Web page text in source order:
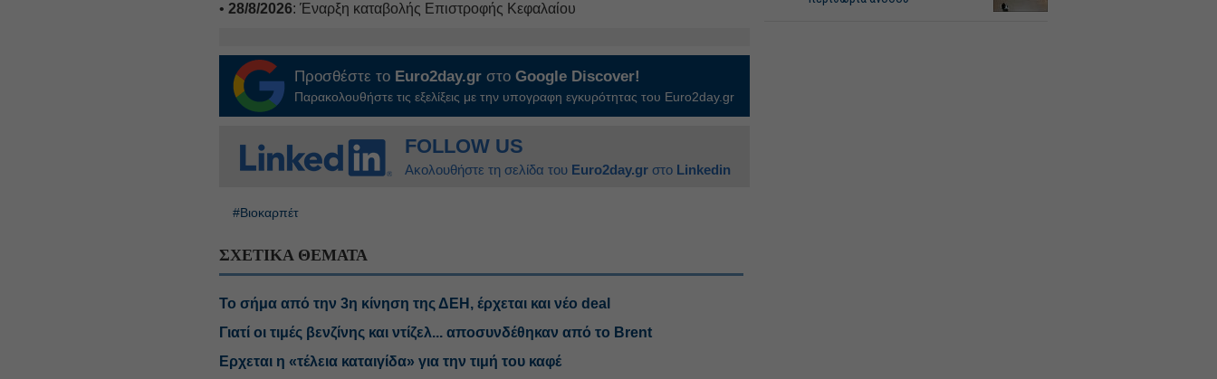
•28/8/2026: Έναρξη καταβολής Επιστροφής Κεφαλαίου
Προσθέστε το Euro2day.gr στοGoogle Discover!
Παρακολουθήστε τις εξελίξεις με την υπογραφη εγκυρότητας του Euro2day.gr
FOLLOW US
Ακολουθήστε τη σελίδα του Euro2day.gr στο Linkedin
#Βιοκαρπέτ
ΣΧΕΤΙΚΑ ΘΕΜΑΤΑ
Το σήμα από την 3η κίνηση της ΔΕΗ, έρχεται και νέο deal
Γιατί οι τιμές βενζίνης και ντίζελ... αποσυνδέθηκαν από το Brent
Ερχεται η «τέλεια καταιγίδα» για την τιμή του καφέ